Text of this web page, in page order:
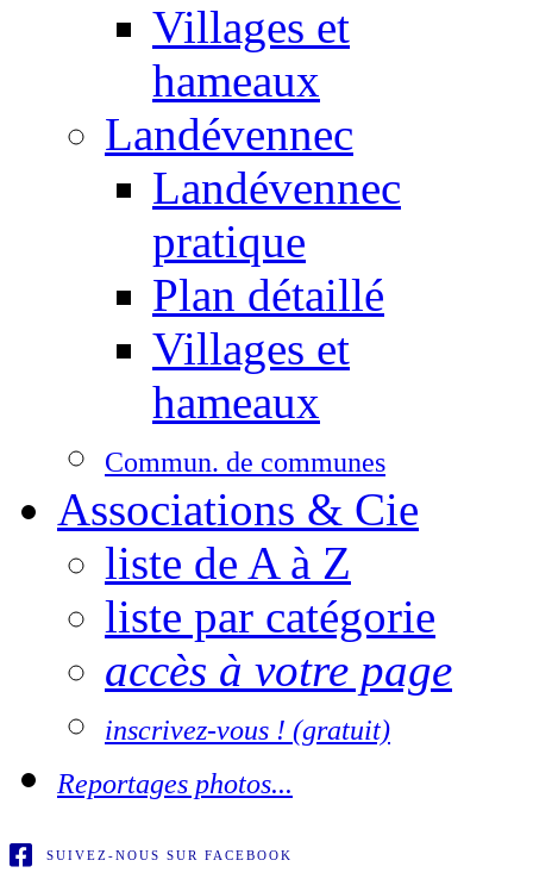
Villages et
hameaux
Landévennec
Landévennec
pratique
Plan détaillé
Villages et
hameaux
Commun. de communes
Associations & Cie
liste de A à Z
liste par catégorie
accès à votre page
inscrivez-vous ! (gratuit)
Reportages photos...
SUIVEZ-NOUS SUR FACEBOOK